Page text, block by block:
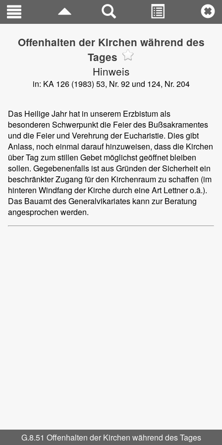
G.8.51 Offenhalten der Kirchen während des Tages
Offenhalten der Kirchen während des
Tages
Hinweis
in: KA 126 (1983) 53, Nr. 92 und 124, Nr. 204
Das Heilige Jahr hat in unserem Erzbistum als
besonderen Schwerpunkt die Feier des Bußsakramentes
und die Feier und Verehrung der Eucharistie. Dies gibt
Anlass, noch einmal darauf hinzuweisen, dass die Kirchen
über Tag zum stillen Gebet möglichst geöffnet bleiben
sollen. Gegebenenfalls ist aus Gründen der Sicherheit ein
beschränkter Zugang für den Kirchenraum zu schaffen (im
hinteren Windfang der Kirche durch eine Art Lettner o.ä.).
Das Bauamt des Generalvikariates kann zur Beratung
angesprochen werden.